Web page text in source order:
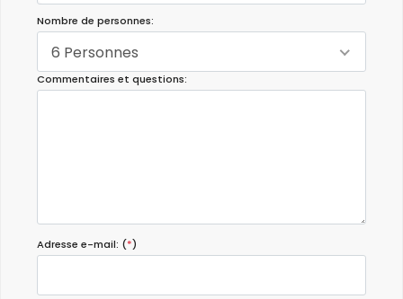
Nombre de personnes:
6 Personnes
Commentaires et questions:
Adresse e-mail: (*)